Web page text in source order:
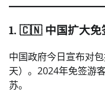
1. 🇨🇳 中国扩大免
中国政府今日宣布对
天）。2024年免签游
苏。